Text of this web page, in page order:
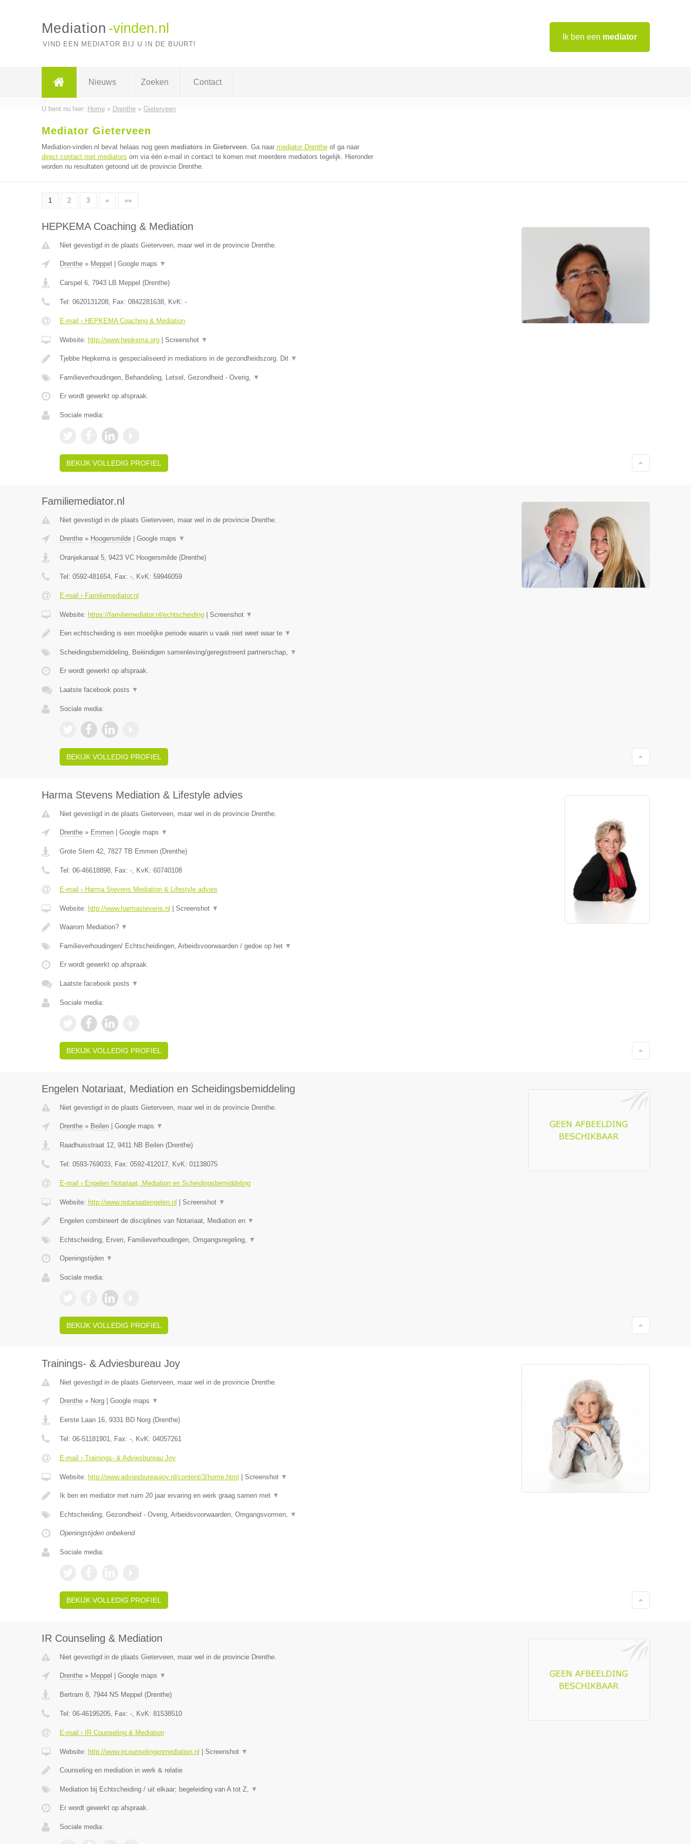
Ik ben een mediator
Mediation -vinden.nl
VIND EEN MEDIATOR BIJ U IN DE BUURT!
Nieuws Zoeken Contact
U bent nu hier: Home» Drenthe» Gieterveen
Mediator Gieterveen
Mediation-vinden.nl bevat helaas nog geen mediators in Gieterveen. Ga naar mediator Drentheof ga naar
direct contact met mediators om via één e-mail in contact te komen met meerdere mediators tegelijk. Hieronder
worden nu resultaten getoond uit de provincie Drenthe.
1 2 3 » »»
HEPKEMA Coaching & Mediation
Niet gevestigd in de plaats Gieterveen, maar wel in de provincie Drenthe.
Drenthe» Meppel Google maps ▼
Carspel 6, 7943 LB Meppel (Drenthe)
Tel: 0620131208, Fax: 0842281638, KvK: -
E-mail › HEPKEMA Coaching & Mediation
Website: http://www.hepkema.org| Screenshot ▼
Tjebbe Hepkema is gespecialiseerd in mediations in de gezondheidszorg. Dit ▼
Familieverhoudingen, Behandeling, Letsel, Gezondheid - Overig, ▼
Er wordt gewerkt op afspraak.
Sociale media:
BEKIJK VOLLEDIG PROFIEL
Familiemediator.nl
Niet gevestigd in de plaats Gieterveen, maar wel in de provincie Drenthe.
Drenthe» Hoogersmilde| Google maps ▼
Oranjekanaal 5, 9423 VC Hoogersmilde(Drenthe)
Tel: 0592-481654, Fax: -, KvK: 59946059
E-mail › Familiemediator.nl
Website: https://familiemediator.nl/echtscheiding| Screenshot ▼
Een echtscheiding is een moeilijke periode waarin u vaak niet weet waar te ▼
Scheidingsbemiddeling, Beëindigen samenleving/geregistreerd partnerschap, ▼
Er wordt gewerkt op afspraak.
Laatste facebook posts ▼
Sociale media:
BEKIJK VOLLEDIG PROFIEL
Harma Stevens Mediation & Lifestyle advies
Niet gevestigd in de plaats Gieterveen, maar wel in de provincie Drenthe.
Drenthe» Emmen| Google maps ▼
Grote Stern 42, 7827 TB Emmen(Drenthe)
Tel: 06-46618898, Fax: -, KvK: 60740108
E-mail › Harma Stevens Mediation & Lifestyle advies
Website: http://www.harmastevens.nl Screenshot ▼
Waarom Mediation? ▼
Familieverhoudingen/ Echtscheidingen, Arbeidsvoorwaarden / gedoe op het ▼
Er wordt gewerkt op afspraak.
Laatste facebook posts ▼
Sociale media:
BEKIJK VOLLEDIG PROFIEL
Engelen Notariaat, Mediation en Scheidingsbemiddeling
Niet gevestigd in de plaats Gieterveen, maar wel in de provincie Drenthe.
Drenthe» Beilen| Google maps ▼
Raadhuisstraat 12, 9411 NB Beilen(Drenthe)
Tel: 0593-769033, Fax: 0592-412017, KvK: 01138075
E-mail › Engelen Notariaat, Mediation en Scheidingsbemiddeling
Website: http://www.notariaatengelen.nl Screenshot ▼
Engelen combineert de disciplines van Notariaat, Mediation en ▼
Echtscheiding, Erven, Familieverhoudingen, Omgangsregeling, ▼
Openingstijden ▼
Sociale media:
BEKIJK VOLLEDIG PROFIEL
Trainings- & Adviesbureau Joy
Niet gevestigd in de plaats Gieterveen, maar wel in de provincie Drenthe.
Drenthe» Norg| Google maps ▼
Eerste Laan 16, 9331 BD Norg(Drenthe)
Tel: 06-51181901, Fax: -, KvK: 04057261
E-mail › Trainings- & Adviesbureau Joy
Website: http://www.adviesbureaujoy.nl/content/3/home.html Screenshot ▼
Ik ben en mediator met ruim 20 jaar ervaring en werk graag samen met ▼
Echtscheiding, Gezondheid - Overig, Arbeidsvoorwaarden, Omgangsvormen, ▼
Openingstijden onbekend
Sociale media:
BEKIJK VOLLEDIG PROFIEL
IR Counseling & Mediation
Niet gevestigd in de plaats Gieterveen, maar wel in de provincie Drenthe.
Drenthe» Meppel Google maps ▼
Bertram 8, 7944 NS Meppel (Drenthe)
Tel: 06-46195205, Fax: -, KvK: 81538510
E-mail › IR Counseling & Mediation
Website: http://www.ircounselingenmediation.nl Screenshot ▼
Counseling en mediation in werk & relatie
Mediation bij Echtscheiding / uit elkaar; begeleiding van A tot Z, ▼
Er wordt gewerkt op afspraak.
Sociale media: